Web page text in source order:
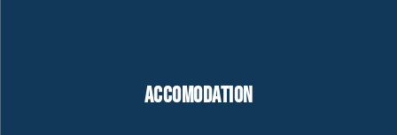
Accomodation